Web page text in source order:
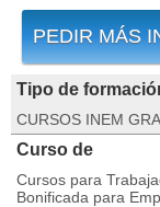
PEDIR MÁS
Tipo de
CURSOS INEM
Curso de
Cursos para
Bonificada para